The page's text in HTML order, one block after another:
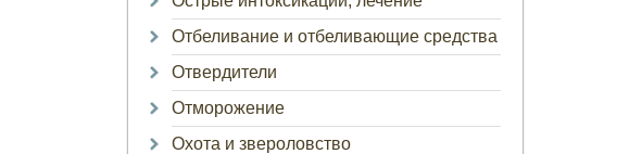
Отбеливание и отбеливающие средства
Отвердители
Отморожение
Охота и звероловство